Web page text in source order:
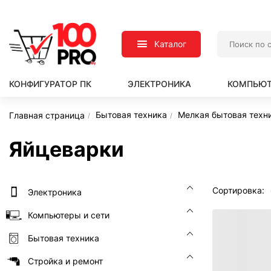
Каталог
КОНФИГУРАТОР ПК ЭЛЕКТРОНИКА
Главная страница Бытовая техника Мелкая бытовая
Яйцеварки
Электроника
Компьютеры и сети
Бытовая техника
Стройка и ремонт
Сортировка: